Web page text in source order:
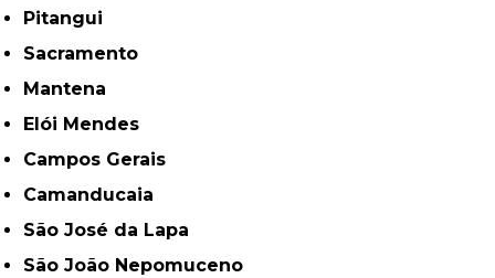
Pitangui
Sacramento
Mantena
Elói Mendes
Campos Gerais
Camanducaia
São José da Lapa
São João Nepomuceno